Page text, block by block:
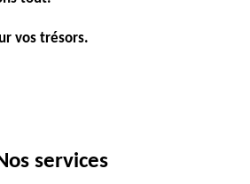
vos trésors.
services